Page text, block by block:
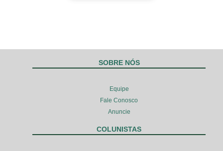
SOBRE NÓS
Equipe
Fale Conosco
Anuncie
COLUNISTAS